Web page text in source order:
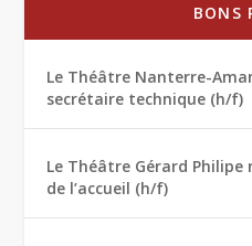
BONS
Le Théâtre Nanterre-
secrétaire technique (h/f)
Le Théâtre Gérard
de l’accueil (h/f)